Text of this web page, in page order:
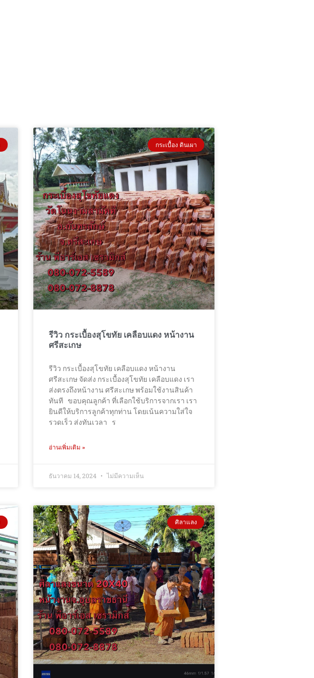
กระเบื้อง ดินเผา
รีวิว กระเบื้องสุโขทัย เคลือบแดง หน้างาน
ศรีสะเกษ
รีวิว กระเบื้องสุโขทัย เคลือบแดง หน้างาน
ศรีสะเกษ จัดส่ง กระเบื้องสุโขทัย เคลือบแดง เรา
ส่งตรงถึงหน้างาน ศรีสะเกษ พร้อมใช้งานสินค้า
ทันที ขอบคุณลูกค้า ที่เลือกใช้บริการจากเรา เรา
ยินดีให้บริการลูกค้าทุกท่าน โดยเน้นความใส่ใจ
รวดเร็ว ส่งทันเวลา ร
อ่านเพิ่มเติม »
ธันวาคม 14, 2024 ไม่มีความเห็น
ศิลาแลง